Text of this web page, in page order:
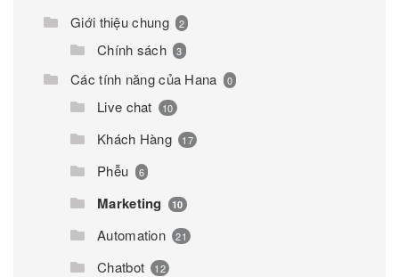
Giới thiệu chung 2
Chính sách 3
Các tính năng của Hana 0
Live chat 10
Khách Hàng 17
Phễu 6
Marketing 10
Automation 21
Chatbot 12